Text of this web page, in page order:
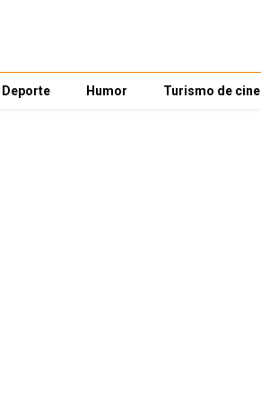
Deporte Humor Turismo de cine